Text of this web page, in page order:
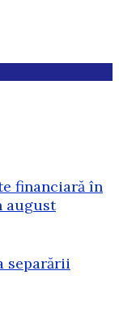
financiară în
august
separării